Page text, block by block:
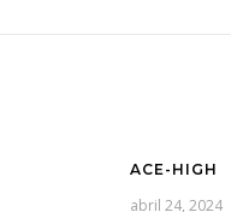
ACE-HIGH
abril 24, 2024